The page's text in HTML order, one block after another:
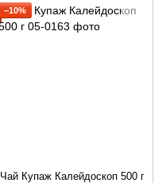
−10%
Чай Купаж Калейдоскоп 500 г